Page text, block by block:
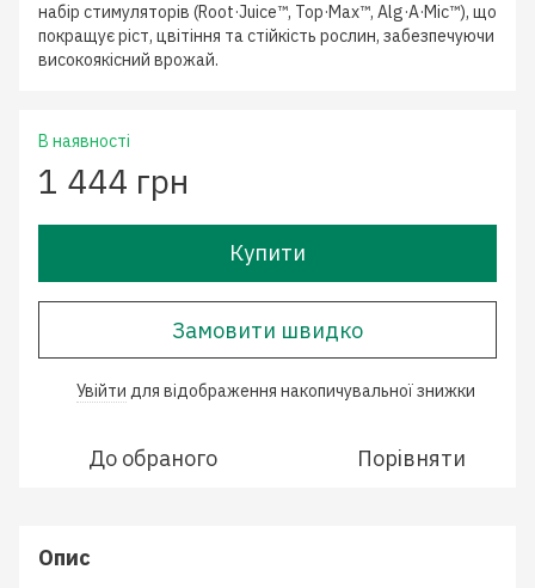
набір стимуляторів (Root·Juice™, Top·Max™, Alg·A·Mic™), що
покращує ріст, цвітіння та стійкість рослин, забезпечуючи
високоякісний врожай.
В наявності
1 444 грн
Купити
Замовити швидко
Увійти для відображення накопичувальної знижки
До обраного Порівняти
Опис